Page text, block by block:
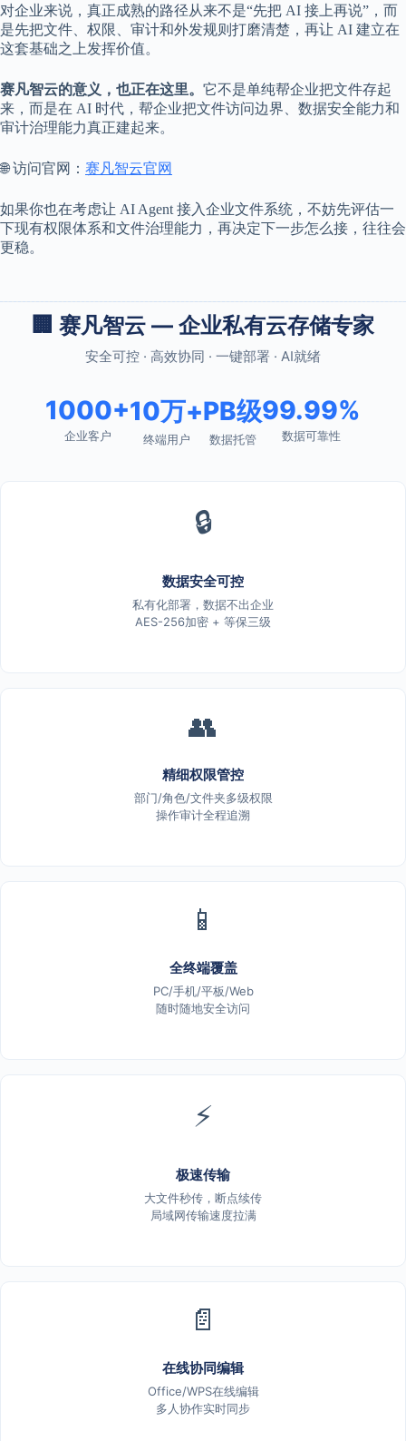
对企业来说，真正成熟的路径从来不是“先把 AI 接上再说”，而
是先把文件、权限、审计和外发规则打磨清楚，再让 AI 建立在
这套基础之上发挥价值。
赛凡智云的意义，也正在这里。 它不是单纯帮企业把文件存起
来，而是在 AI 时代，帮企业把文件访问边界、数据安全能力和
审计治理能力真正建起来。
🌐 访问官网： 赛凡智云官网
如果你也在考虑让 AI Agent 接入企业文件系统，不妨先评估一
下现有权限体系和文件治理能力，再决定下一步怎么接，往往会
更稳。
🏢 赛凡智云 — 企业私有云存储专家
安全可控 · 高效协同 · 一键部署 · AI就绪
1000+
企业客户
10万+
终端用户
PB级
数据托管
99.99%
数据可靠性
🔒
数据安全可控
私有化部署，数据不出企业
AES-256加密 + 等保三级
👥
精细权限管控
部门/角色/文件夹多级权限
操作审计全程追溯
📱
全终端覆盖
PC/手机/平板/Web
随时随地安全访问
⚡
极速传输
大文件秒传，断点续传
局域网传输速度拉满
📄
在线协同编辑
Office/WPS在线编辑
多人协作实时同步